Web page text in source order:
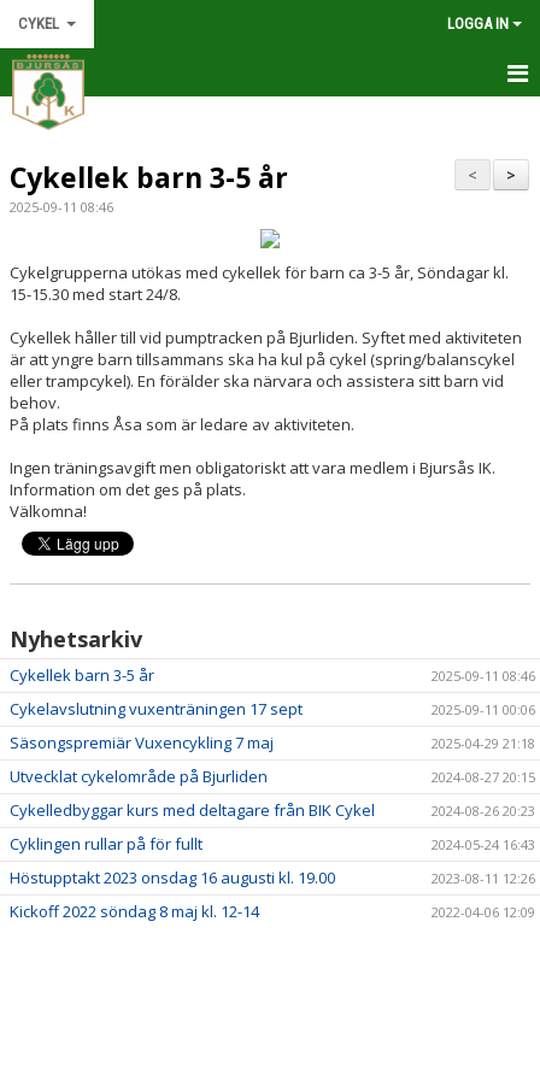
CYKEL LOGGA IN
CYKEL HEM
CYKEL NYHETER
CYKELKARTOR
CYKEL KALENDER
CYKEL BILDGALLERI
CYKEL DOKUMENT
CYKEL KONTAKT
>
<
Cykellek barn 3-5 år
2025-09-11 08:46
Cykelgrupperna utökas med cykellek för barn ca 3-5 år, Söndagar kl.
15-15.30 med start 24/8.
Cykellek håller till vid pumptracken på Bjurliden. Syftet med aktiviteten
är att yngre barn tillsammans ska ha kul på cykel (spring/balanscykel
eller trampcykel). En förälder ska närvara och assistera sitt barn vid
behov.
På plats finns Åsa som är ledare av aktiviteten.
Ingen träningsavgift men obligatoriskt att vara medlem i Bjursås IK.
Information om det ges på plats.
Välkomna!
Nyhetsarkiv
Cykellek barn 3-5 år 2025-09-11 08:46
Cykelavslutning vuxenträningen 17 sept 2025-09-11 00:06
Säsongspremiär Vuxencykling 7 maj 2025-04-29 21:18
Utvecklat cykelområde på Bjurliden 2024-08-27 20:15
Cykelledbyggar kurs med deltagare från BIK Cykel 2024-08-26 20:23
Cyklingen rullar på för fullt 2024-05-24 16:43
Höstupptakt 2023 onsdag 16 augusti kl. 19.00 2023-08-11 12:26
Kickoff 2022 söndag 8 maj kl. 12-14 2022-04-06 12:09